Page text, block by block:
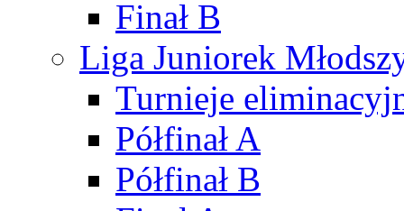
Finał B
Liga Juniorek
Turnieje
Półfinał A
Półfinał B